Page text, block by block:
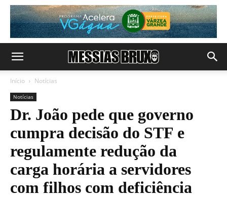
Início Notícias
Notícias
Dr. João pede que governo
cumpra decisão do STF e
regulamente redução da
carga horária a servidores
com filhos com deficiência